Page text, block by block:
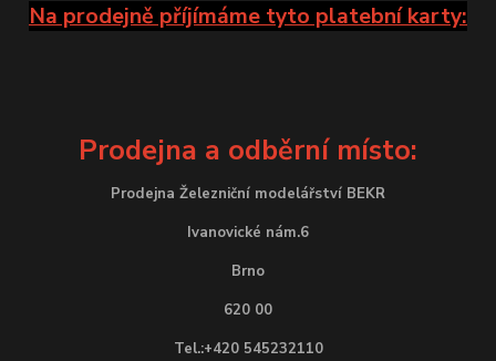
Na prodejně příjímáme tyto platební karty:
Prodejna a odběrní místo:
Prodejna Železniční modelářství BEKR
Ivanovické nám.6
Brno
620 00
Tel.:+420 545232110